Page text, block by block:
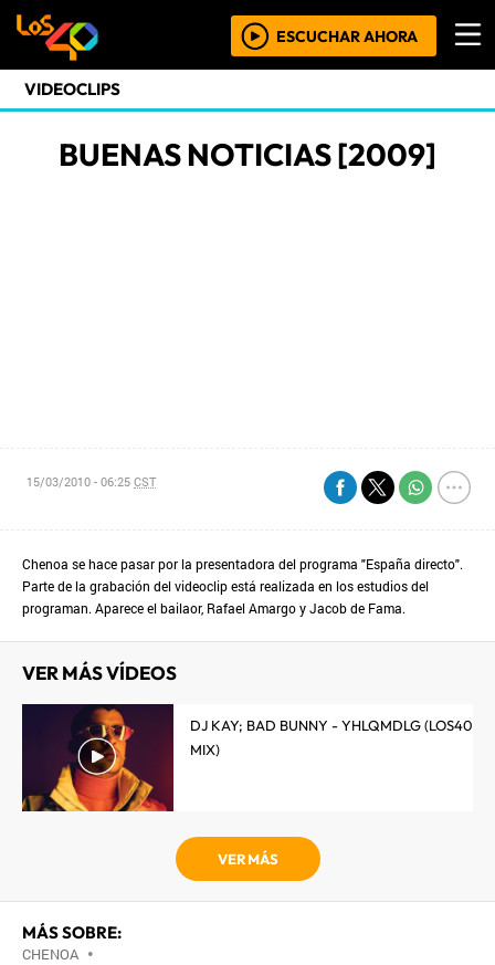
ESCUCHAR AHORA
VIDEOCLIPS
BUENAS NOTICIAS [2009]
15/03/2010 - 06:25CST
Chenoa se hace pasar por la presentadora del programa "España directo".
Parte de la grabación del videoclip está realizada en los estudios del
programan. Aparece el bailaor, Rafael Amargo y Jacob de Fama.
VER MÁS VÍDEOS
DJ KAY; BAD BUNNY - YHLQMDLG (LOS40
MIX)
VER MÁS
MÁS SOBRE:
CHENOA •